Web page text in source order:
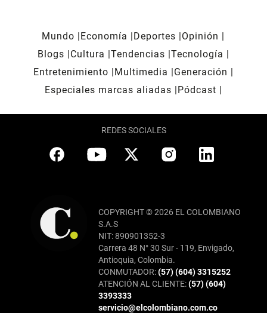
Mundo Economía Deportes
Opinión
Blogs
Cultura Tendencias Tecnología
Entretenimiento
Multimedia
Generación
Especiales marcas aliadas
Pódcast
REDES SOCIALES
COPYRIGHT © 2026 EL COLOMBIANO
S.A.S
NIT: 890901352-3
Carrera 48 N° 30 Sur - 119, Envigado,
Antioquia, Colombia.
CONMUTADOR:(57) (604) 3315252
ATENCIÓN AL CLIENTE:(57) (604)
3393333
servicio@elcolombiano.com.co